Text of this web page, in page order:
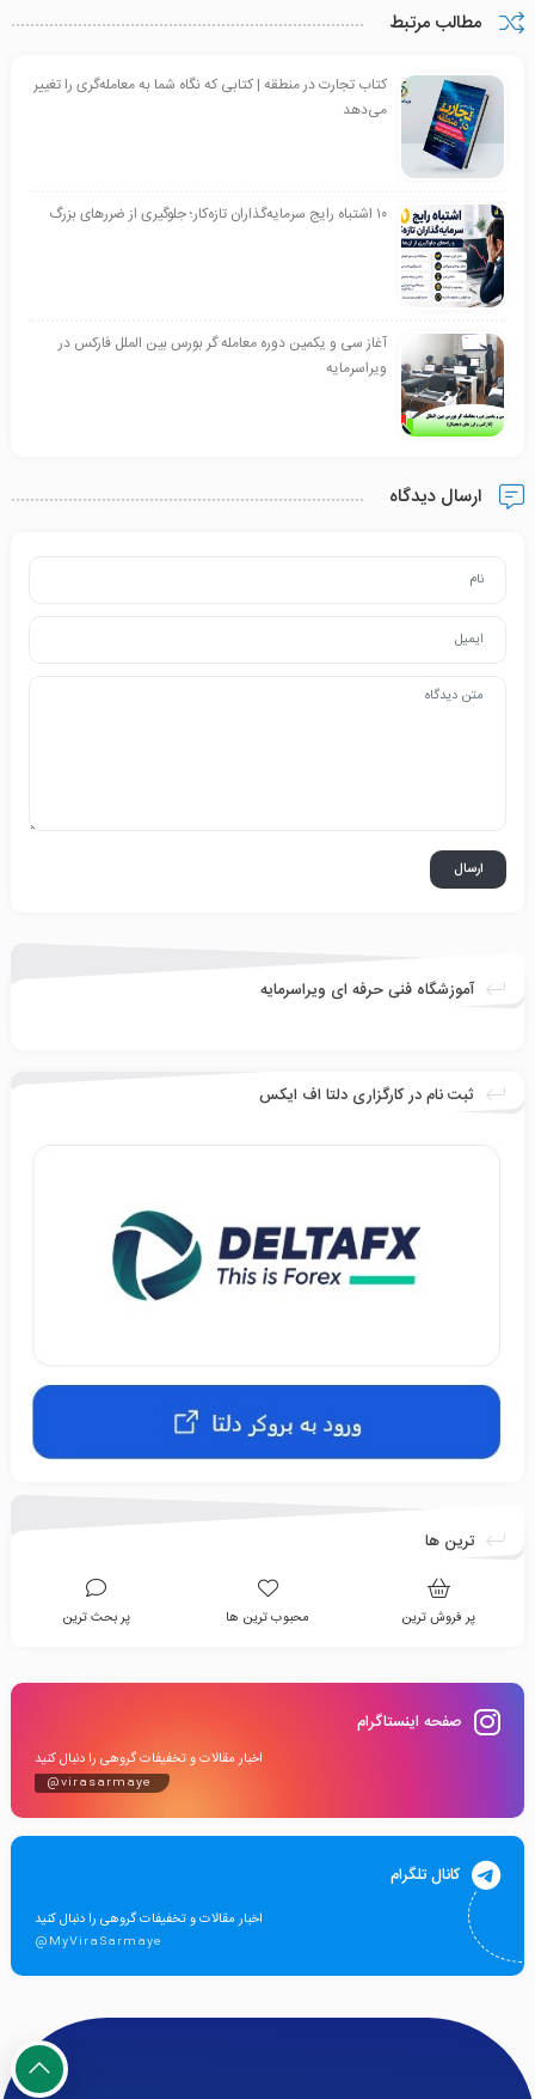
مطالب مرتبط
کتاب تجارت در منطقه | کتابی که نگاه شما به معامله‌گری را تغییر
می‌دهد
۱۰ اشتباه رایج سرمایه‌گذاران تازه‌کار؛ جلوگیری از ضررهای بزرگ
آغاز سی و یکمین دوره معامله گر بورس بین الملل فارکس در
ویراسرمایه
ارسال دیدگاه
آموزشگاه فنی حرفه ای ویراسرمایه
ثبت نام در کارگزاری دلتا اف ایکس
ترین ها
پر فروش ترین محبوب ترین ها پر بحث ترین
صفحه اینستاگرام
اخبار مقالات و تخفیفات گروهی را دنبال کنید
@virasarmaye
کانال تلگرام
اخبار مقالات و تخفیفات گروهی را دنبال کنید
@MyViraSarmaye